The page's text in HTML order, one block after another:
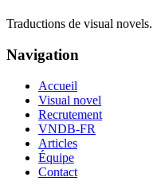
Traductions de visual novels.
Navigation
Accueil
Visual novel
Recrutement
VNDB-FR
Articles
Équipe
Contact